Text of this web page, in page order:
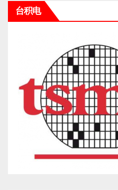
台积电